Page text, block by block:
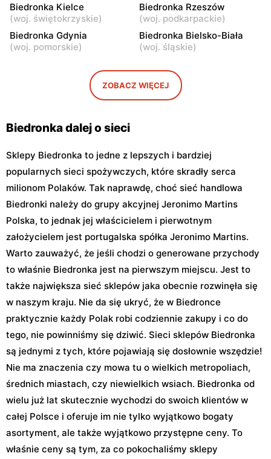
Biedronka
Warszawa, ul. Puławska
111b
Biedronka
Warszawa, ul. Dzika 4
Warszawa, ul. Obozowa 16 Warszawa, ul. Targowa 24
11
Biedronka
Biedronka Kielce
(woj. świętokrzyskie)
Biedronka Rzeszów
(woj. podkarpackie)
Biedronka Gdynia
(woj. pomorskie)
Biedronka Bielsko-Biała
(woj. śląskie)
ZOBACZ WIĘCEJ
Biedronka dalej o sieci
Sklepy Biedronka to jedne z lepszych i bardziej
popularnych sieci spożywczych, które skradły serca
milionom Polaków. Tak naprawdę, choć sieć handlowa
Biedronki należy do grupy akcyjnej Jeronimo Martins
Polska, to jednak jej właścicielem i pierwotnym
założycielem jest portugalska spółka Jeronimo Martins.
Warto zauważyć, że jeśli chodzi o generowane przychody
to właśnie Biedronka jest na pierwszym miejscu. Jest to
także największa sieć sklepów jaka obecnie rozwinęła się
w naszym kraju. Nie da się ukryć, że w Biedronce
praktycznie każdy Polak robi codziennie zakupy i co do
tego, nie powinniśmy się dziwić. Sieci sklepów Biedronka
są jednymi z tych, które pojawiają się dosłownie wszędzie!
Nie ma znaczenia czy mowa tu o wielkich metropoliach,
średnich miastach, czy niewielkich wsiach. Biedronka od
wielu już lat skutecznie wychodzi do swoich klientów w
całej Polsce i oferuje im nie tylko wyjątkowo bogaty
asortyment, ale także wyjątkowo przystępne ceny. To
właśnie ceny są tym, za co pokochaliśmy sklepy